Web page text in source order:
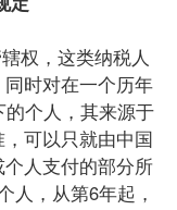
权，这类纳税人
时对在一个历年
个人，其来源于
可以只就由中国
人支付的部分所
人，从第6年起，